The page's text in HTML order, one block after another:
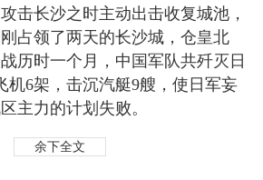
击长沙之时主动出击收复城池，
占领了两天的长沙城，仓皇北
历时一个月，中国军队共歼灭日
机6架，击沉汽艇9艘，使日军妄
主力的计划失败。
余下全文